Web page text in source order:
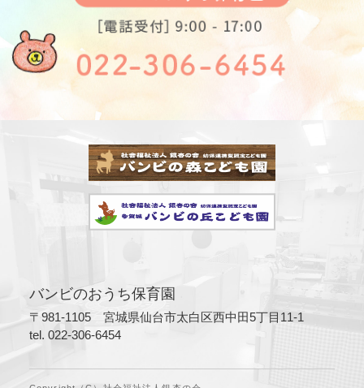
バンビのおうち保育園
〒981-1105 宮城県仙台市太白区西中田5丁目11-1
tel. 022-306-6454